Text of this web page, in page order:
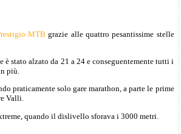
MTB grazie alle quattro pesantissime stelle
stato alzato da 21 a 24 e conseguentemente tutti i
più.
praticamente solo gare marathon, a parte le prime
Valli.
quando il dislivello sforava i 3000 metri.